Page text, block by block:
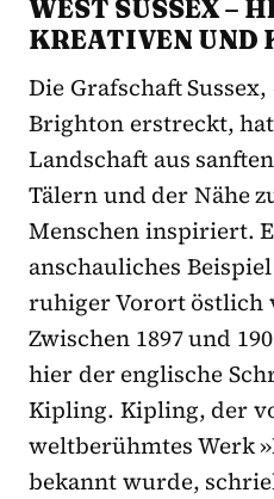
WEST SUSSEX –
KREATIVEN UND
Die Grafschaft
Brighton erstreckt,
Landschaft aus
Tälern und der Nähe
Menschen inspiriert.
anschauliches
ruhiger Vorort östlich
Zwischen 1897 und
hier der englische
Kipling. Kipling, der
weltberühmtes Werk
bekannt wurde,